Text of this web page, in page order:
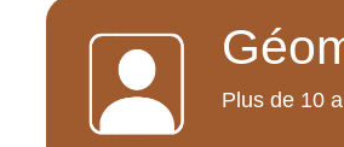
Plus de 10